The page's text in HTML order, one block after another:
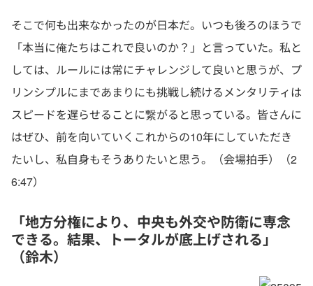
そこで何も出来なかったのが日本だ。いつも後ろのほうで
「本当に俺たちはこれで良いのか？」と言っていた。私と
しては、ルールには常にチャレンジして良いと思うが、プ
リンシプルにまであまりにも挑戦し続けるメンタリティは
スピードを遅らせることに繋がると思っている。皆さんに
はぜひ、前を向いていくこれからの10年にしていただき
たいし、私自身もそうありたいと思う。（会場拍手）（2
6:47）
「地方分権により、中央も外交や防衛に専念
できる。結果、トータルが底上げされる」
（鈴木）